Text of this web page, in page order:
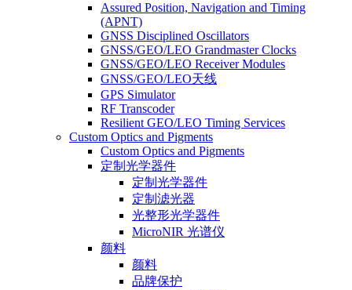
Assured Position, Navigation and Timing
(APNT)
GNSS Disciplined Oscillators
GNSS/GEO/LEO Grandmaster Clocks
GNSS/GEO/LEO Receiver Modules
GNSS/GEO/LEO天线
GPS Simulator
RF Transcoder
Resilient GEO/LEO Timing Services
Custom Optics and Pigments
Custom Optics and Pigments
定制光学器件
定制光学器件
定制滤光器
光整形光学器件
MicroNIR 光谱仪
颜料
颜料
品牌保护